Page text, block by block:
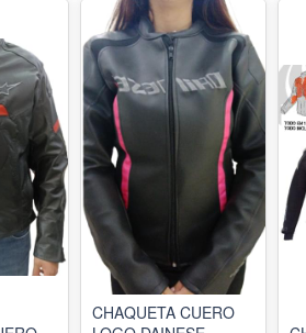
CHAQUETA CUERO